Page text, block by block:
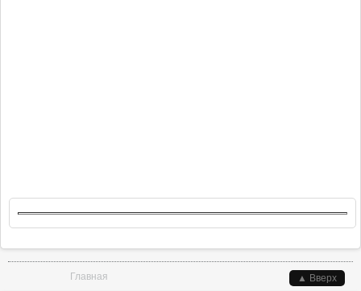
Главная ▲ Вверх